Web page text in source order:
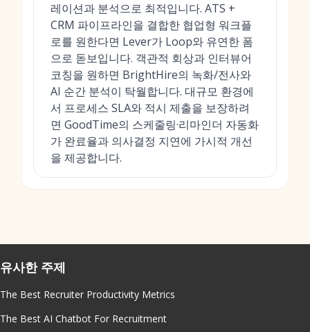
레이션과 분석으로 최적입니다. ATS +
CRM 파이프라인을 결합한 협업형 워크플
로를 원한다면 Lever가 Loop와 유연한 폼
으로 돋보입니다. 객관적 회상과 인터뷰어
코칭을 원하면 BrightHire의 녹화/전사와
AI 순간 분석이 탁월합니다. 대규모 환경에
서 프로세스 SLA와 적시 제출을 보장하려
면 GoodTime의 스케줄링·리마인더 자동화
가 완료율과 의사결정 지연에 가시적 개선
을 제공합니다.
유사한 주제
The Best Recruiter Productivity Metrics
The Best AI Chatbot For Recruitment